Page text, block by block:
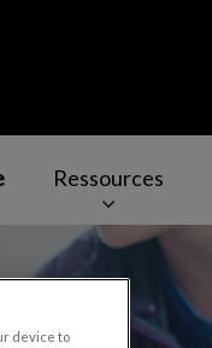
Ressources
device to